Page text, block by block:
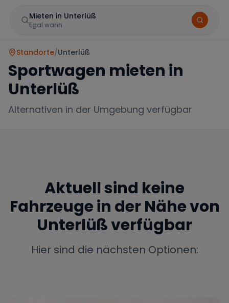
Mieten in Unterlüß
Egal wann
Mercedes BMW Audi
Standorte/Unterlüß
Sportwagen mieten in
Unterlüß
Alternativen in der Umgebung verfügbar
Aktuell sind keine
Fahrzeuge in der Nähe von
Unterlüßverfügbar
Hier sind die nächsten Optionen: